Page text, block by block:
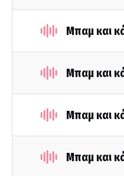
Μπαμ και
Μπαμ και
Μπαμ και
Μπαμ και